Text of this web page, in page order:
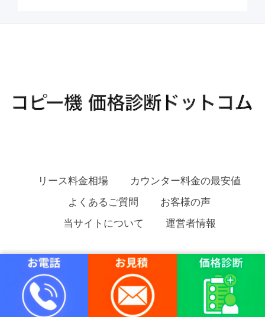
リース料金相場
カウンター料金の最安値
よくあるご質問
お客様の声
当サイトについて
運営者情報
コピー機 価格診断ドットコム Copyright
安く複合機をリースする